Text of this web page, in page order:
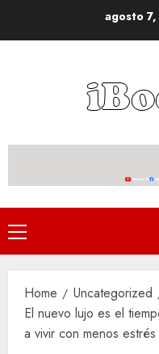
agosto
Primary
Menu
Home
Uncategorized
El nuevo lujo es el
a vivir con menos